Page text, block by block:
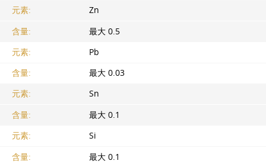
元素:
Zn
含量:
最大 0.5
元素:
Pb
含量:
最大 0.03
元素:
Sn
含量:
最大 0.1
元素:
Si
含量:
最大 0.1